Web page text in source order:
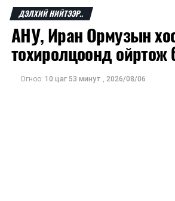
шатаасан гэх үндэслэлээр
шалгаж байна. Харин бусад
шалтгааныг үргэлжлүүлэн
аянгын улмаас үүсээгүй гэж үзэж
Одоогоор АНУ даяар 13 мужид 90
ДЭЛХИЙ НИЙТЭЭР..
АНУ, Иран Ормузын
тохиролцоонд ойртож
Огноо: 10 цаг 53 минут , 2026/08/06